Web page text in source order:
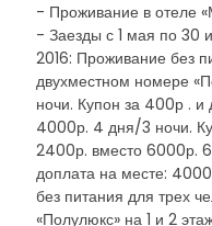
- Проживание в отеле
- Заезды с 1 мая по 30
2016: Проживание без
двухместном номере
ночи. Купон за 400р . и
4000р. 4 дня/3 ночи.
2400р. вместо 6000р.
доплата на месте:
без питания для трех
«Полулюкс» на 1 и 2